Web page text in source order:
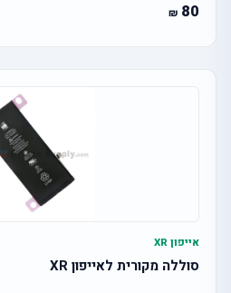
80
אייפון XR
סוללה מקורית לאייפון XR